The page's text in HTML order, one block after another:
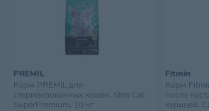
PREMIL
Корм PREMIL для
стерилизованных кошек, Slim Cat
SuperPremium, 10 кг
Fitmin
Корм
после
курицей,